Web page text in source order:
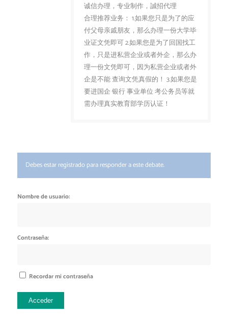
诚信办理，专业制作，誠招代理
合理推荐业务： 1.如果您只是为了的应
付父母亲戚朋友，那么办理一份大学毕
业证文凭即可 2.如果您是为了回国找工
作，只是进私营企业或者外企，那么办
理一份文凭即可，因为私营企业或者外
企是不能 查询文凭真假的！ 3.如果您是
要进国企 银行 事业单位 考公务员等就
需办理真实教育部学历认证！
Debes estar registrado para responder a este debate.
Nombre de usuario:
Contraseña:
Recordar mi contraseña
Acceder